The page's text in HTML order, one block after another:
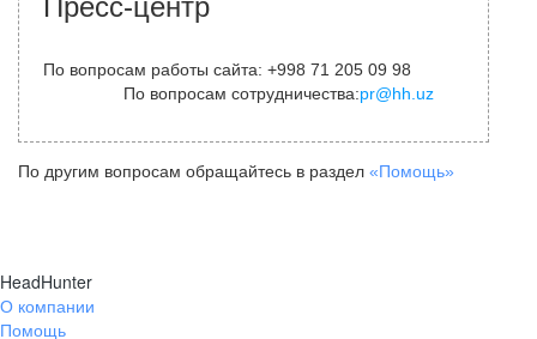
Пресс-центр
По вопросам работы сайта: +998 71 205 09 98
По вопросам сотрудничества:pr@hh.uz
По другим вопросам обращайтесь в раздел «Помощь»
HeadHunter
О компании
Помощь